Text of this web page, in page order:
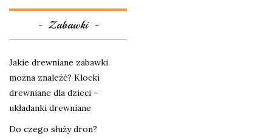
Zabawki
Jakie drewniane zabawki
można znaleźć? Klocki
drewniane dla dzieci –
układanki drewniane
Do czego służy dron?